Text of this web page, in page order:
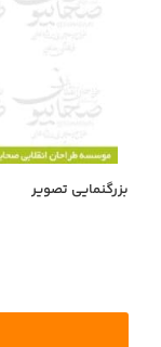
بزرگنمایی تصویر